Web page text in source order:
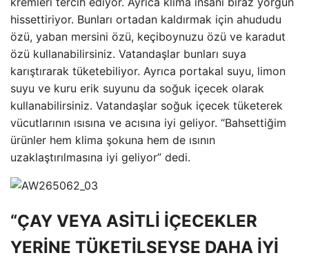
hissettiriyor. Bunları ortadan kaldırmak için ahududu
özü, yaban mersini özü, keçiboynuzu özü ve karadut
özü kullanabilirsiniz. Vatandaşlar bunları suya
karıştırarak tüketebiliyor. Ayrıca portakal suyu, limon
suyu ve kuru erik suyunu da soğuk içecek olarak
kullanabilirsiniz. Vatandaşlar soğuk içecek tüketerek
vücutlarının ısısına ve acısına iyi geliyor. “Bahsettiğim
ürünler hem klima şokuna hem de ısının
uzaklaştırılmasına iyi geliyor” dedi.
“ÇAY VEYA ASİTLİ İÇECEKLER
YERİNE TÜKETİLSEYSE DAHA İYİ